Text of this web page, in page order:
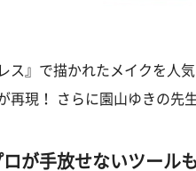
レス』で描かれたメイクを
再現！ さらに園山ゆきの先
ロが手放せないツール